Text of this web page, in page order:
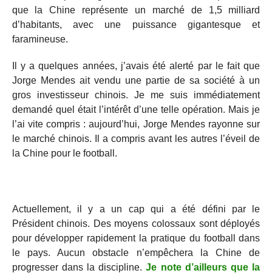
que la Chine représente un marché de 1,5 milliard
d’habitants, avec une puissance gigantesque et
faramineuse.
Il y a quelques années, j’avais été alerté par le fait que
Jorge Mendes ait vendu une partie de sa société à un
gros investisseur chinois. Je me suis immédiatement
demandé quel était l’intérêt d’une telle opération. Mais je
l’ai vite compris : aujourd’hui, Jorge Mendes rayonne sur
le marché chinois. Il a compris avant les autres l’éveil de
la Chine pour le football.
Actuellement, il y a un cap qui a été défini par le
Président chinois. Des moyens colossaux sont déployés
pour développer rapidement la pratique du football dans
le pays. Aucun obstacle n’empêchera la Chine de
progresser dans la discipline.Je note d’ailleurs que la